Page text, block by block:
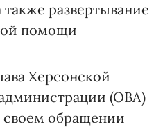
развертывание
помощи
Херсонской
(ОВА)
обращении